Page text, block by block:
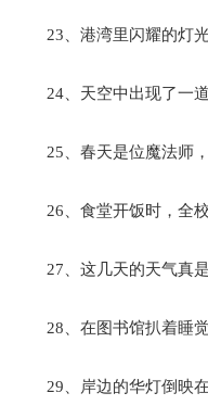
23、港湾里闪耀的灯
24、天空中出现了一
25、春天是位魔法师
26、食堂开饭时，全
27、这几天的天气真
28、在图书馆扒着睡
29、岸边的华灯倒映